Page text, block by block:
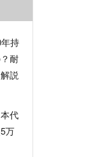
持
耐
説
代
万